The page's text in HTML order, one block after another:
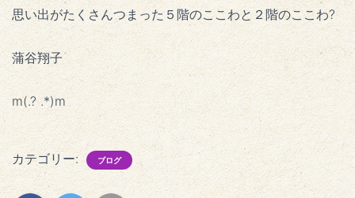
思い出がたくさんつまった５階のここわと２階のここわ?
蒲谷翔子
m(.? .*)m
カテゴリー: ブログ